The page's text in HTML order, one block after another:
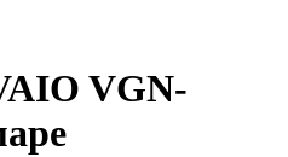
VGN-